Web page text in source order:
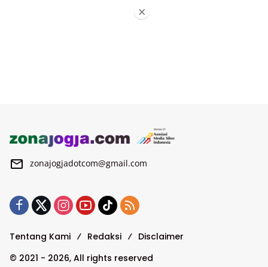
zonajogjadotcom@gmail.com
Tentang Kami Redaksi
Disclaimer
© 2021 - 2026, All rights reserved
×